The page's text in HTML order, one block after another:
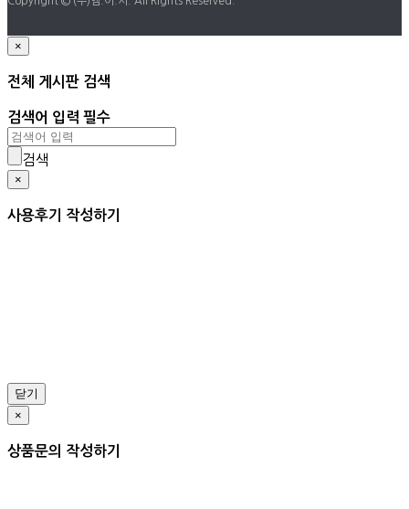
×
전체 게시판 검색
검색어 입력 필수
검색
×
사용후기 작성하기
닫기
×
상품문의 작성하기